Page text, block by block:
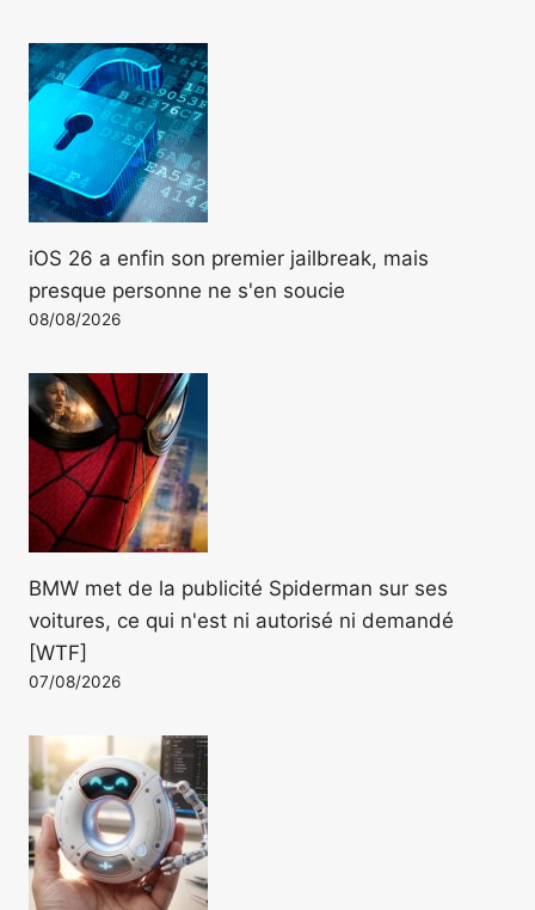
iOS 26 a enfin son premier jailbreak, mais
presque personne ne s'en soucie
08/08/2026
BMW met de la publicité Spiderman sur ses
voitures, ce qui n'est ni autorisé ni demandé
[WTF]
07/08/2026